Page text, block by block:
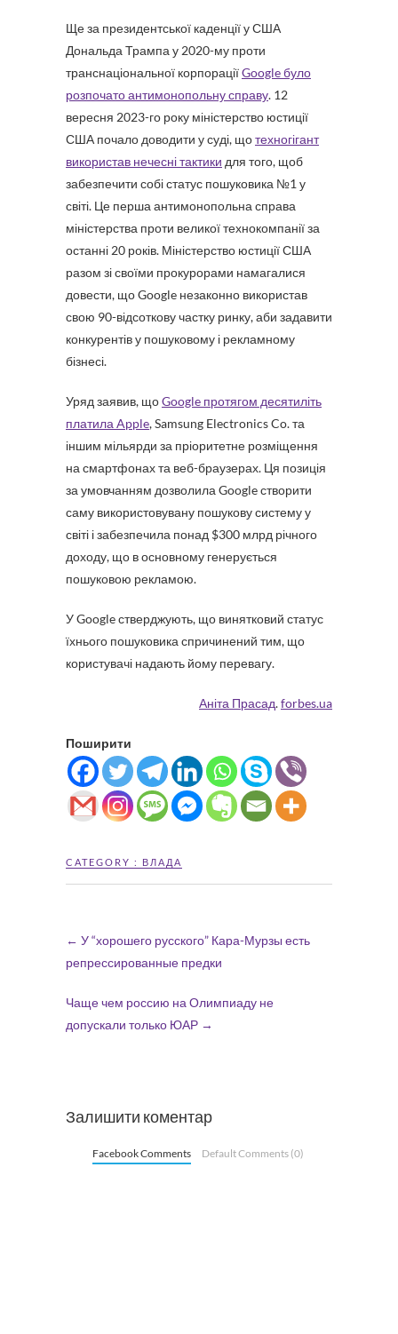
Ще за президентської каденції у США
Дональда Трампа у 2020-му проти
транснаціональної корпораціїGoogle було
розпочато антимонопольну справу. 12
вересня 2023-го року міністерство юстиції
США почало доводити у суді, щотехногігант
використав нечесні тактики для того, щоб
забезпечити собі статус пошуковика №1 у
світі. Це перша антимонопольна справа
міністерства проти великої технокомпанії за
останні 20 років. Міністерство юстиції США
разом зі своїми прокурорами намагалися
довести, що Google незаконно використав
свою 90-відсоткову частку ринку, аби задавити
конкурентів у пошуковому і рекламному
бізнесі.
Уряд заявив, щоGoogle протягом десятиліть
платила Apple, Samsung Electronics Co. та
іншим мільярди за пріоритетне розміщення
на смартфонах та веб-браузерах. Ця позиція
за умовчанням дозволила Google створити
саму використовувану пошукову систему у
світі і забезпечила понад $300 млрд річного
доходу, що в основному генерується
пошуковою рекламою.
У Google стверджують, що винятковий статус
їхнього пошуковика спричинений тим, що
користувачі надають йому перевагу.
Аніта Прасад.forbes.ua
Поширити
CATEGORY : ВЛАДА
← У “хорошего русского” Кара-Мурзы есть
репрессированные предки
Чаще чем россию на Олимпиаду не
допускали только ЮАР →
Залишити коментар
Facebook Comments Default Comments (0)